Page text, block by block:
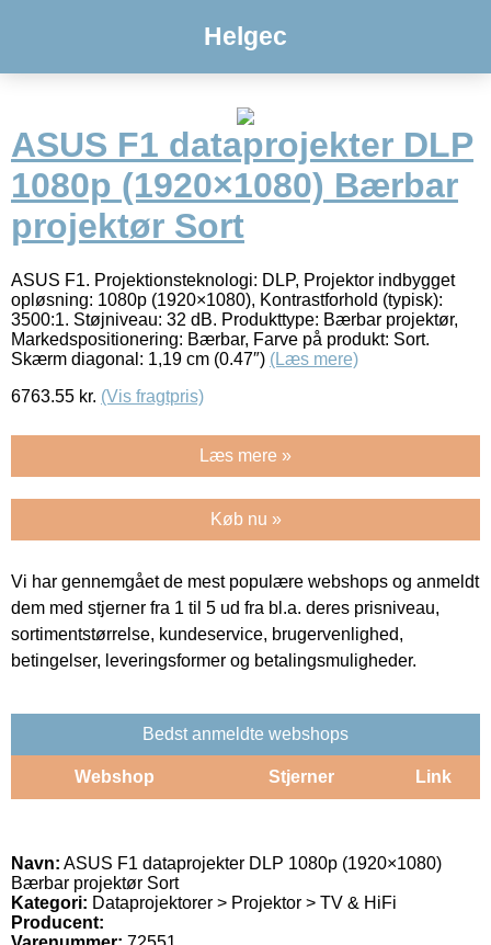
Helgec
ASUS F1 dataprojekter DLP
1080p (1920×1080) Bærbar
projektør Sort
ASUS F1. Projektionsteknologi: DLP, Projektor indbygget
opløsning: 1080p (1920×1080), Kontrastforhold (typisk):
3500:1. Støjniveau: 32 dB. Produkttype: Bærbar projektør,
Markedspositionering: Bærbar, Farve på produkt: Sort.
Skærm diagonal: 1,19 cm (0.47″) (Læs mere)
6763.55 kr. (Vis fragtpris)
Læs mere »
Køb nu »
Vi har gennemgået de mest populære webshops og anmeldt
dem med stjerner fra 1 til 5 ud fra bl.a. deres prisniveau,
sortimentstørrelse, kundeservice, brugervenlighed,
betingelser, leveringsformer og betalingsmuligheder.
Bedst anmeldte webshops
Webshop Stjerner Link
Navn: ASUS F1 dataprojekter DLP 1080p (1920×1080)
Bærbar projektør Sort
Kategori: Dataprojektorer > Projektor > TV & HiFi
Producent: